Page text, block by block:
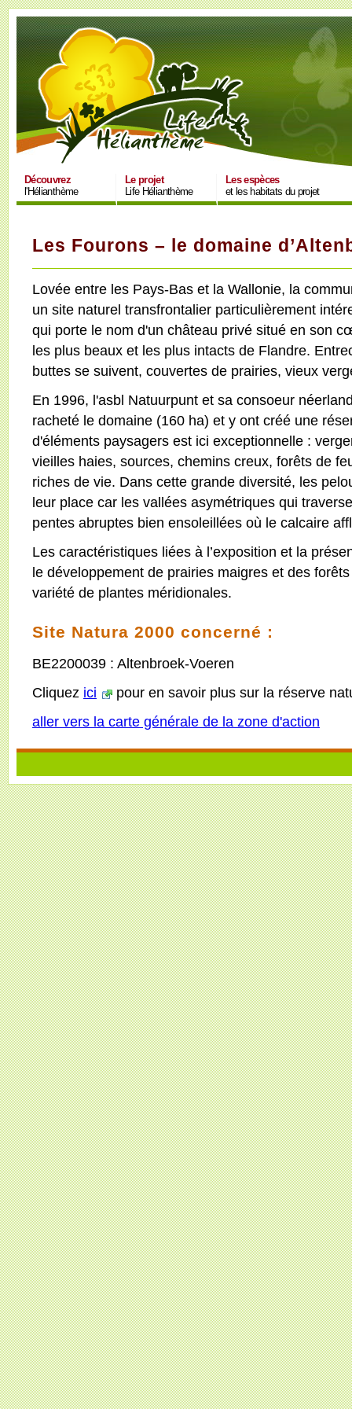
Découvrez
l'Hélianthème
Le projet
Life Hélianthème
Les espèces
et les habitats du projet
Les Fourons – le domaine
Lovée entre les Pays-Bas et la Wallonie, la
un site naturel transfrontalier particulièrement
qui porte le nom d'un château privé situé en son
les plus beaux et les plus intacts de Flandre.
buttes se suivent, couvertes de prairies, vieux
En 1996, l'asbl Natuurpunt et sa consoeur
racheté le domaine (160 ha) et y ont créé une
d'éléments paysagers est ici exceptionnelle :
vieilles haies, sources, chemins creux, forêts de
riches de vie. Dans cette grande diversité, les
leur place car les vallées asymétriques qui
pentes abruptes bien ensoleillées où le calcaire
Les caractéristiques liées à l’exposition et la
le développement de prairies maigres et des
variété de plantes méridionales.
Site Natura 2000 concerné :
BE2200039 : Altenbroek-Voeren
Cliquez ici
pour en savoir plus sur la réserve
aller vers la carte générale de la zone d'action